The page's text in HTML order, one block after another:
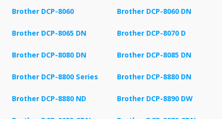
Brother DCP-8060 Brother DCP-8060 DN
Brother DCP-8065 DN Brother DCP-8070 D
Brother DCP-8080 DN Brother DCP-8085 DN
Brother DCP-8800 Series Brother DCP-8880 DN
Brother DCP-8880 ND Brother DCP-8890 DW